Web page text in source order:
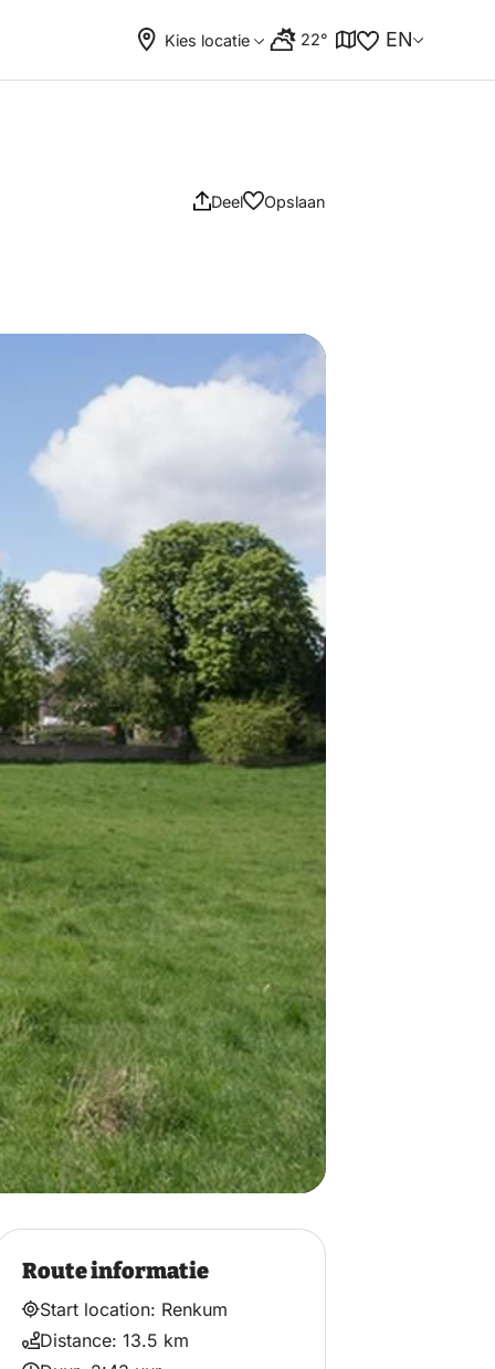
Kies locatie 22° EN
Deel Opslaan
Route informatie
Start location: Renkum
Distance: 13.5 km